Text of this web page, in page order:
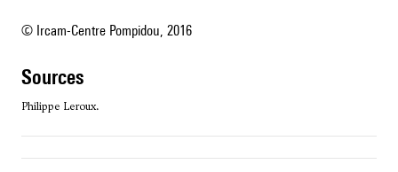
© Ircam-Centre Pompidou, 2016
sources
Philippe Leroux.